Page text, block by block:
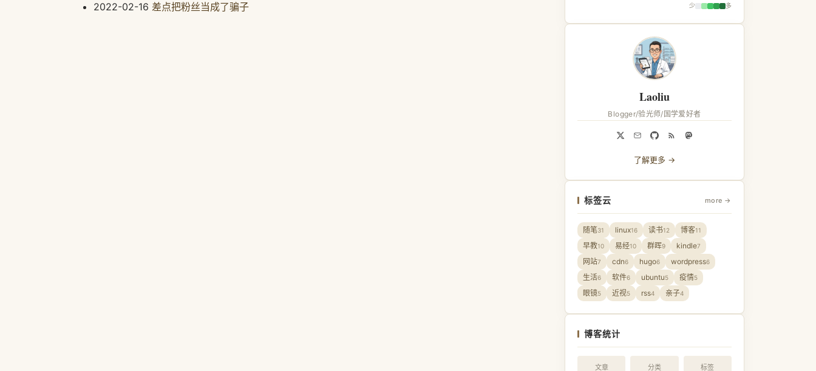
2022-02-16 差点把粉丝当成了骗子 少 多
Laoliu
Blogger/验光师/国学爱好者
了解更多 →
标签云 more →
随笔31 linux16 读书12 博客11
早教10 易经10 群晖9 kindle7
网站7 cdn6 hugo6 wordpress6
生活6 软件6 ubuntu5 疫情5
眼镜5 近视5 rss4 亲子4
博客统计
文章 分类 标签